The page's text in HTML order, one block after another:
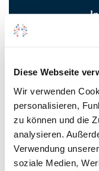
Diese Webseite
Wir verwenden
personalisieren,
zu können und die
analysieren.
Verwendung
soziale Medien,
Auf
* Gilt für Lieferungen
Länder entnehmen Sie
Technische